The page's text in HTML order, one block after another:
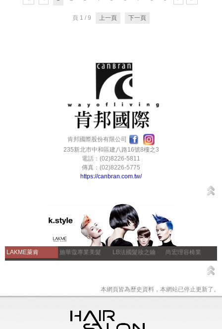
頁 1 / 9 上一頁 下一頁
肯邦國際股份有限公司
235新北市中和區建八路16號8樓之3
電話：(02)8226-5811
傳真：(02)8226-5775
https://canbran.com.tw/
LAKME萊肯 施華蔻專業美髮 LB法國髮妝之鑰 尚宏理容椅業
本網頁皆為歷史資料，本網站已停止更新了。